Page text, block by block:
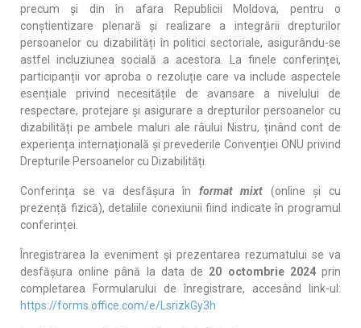
precum și din în afara Republicii Moldova, pentru o
conștientizare plenară și realizare a integrării drepturilor
persoanelor cu dizabilități în politici sectoriale, asigurându-se
astfel incluziunea socială a acestora. La finele conferinței,
participanții vor aproba o rezoluție care va include aspectele
esențiale privind necesitățile de avansare a nivelului de
respectare, protejare și asigurare a drepturilor persoanelor cu
dizabilități pe ambele maluri ale râului Nistru, ținând cont de
experiența internațională și prevederile Convenției ONU privind
Drepturile Persoanelor cu Dizabilități.
Conferința se va desfășura în format mixt (online și cu
prezență fizică), detaliile conexiunii fiind indicate în programul
conferinței.
Înregistrarea la eveniment și prezentarea rezumatului se va
desfășura online până la data de 20 octombrie 2024prin
completarea Formularului de înregistrare, accesând link-ul:
https://forms.office.com/e/LsrizkGy3h